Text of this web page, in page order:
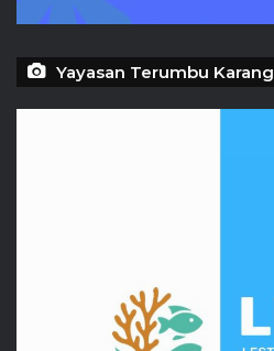
Yayasan Terumbu Karang